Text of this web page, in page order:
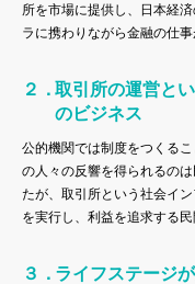
所を市場に提供し、日本経
ラに携わりながら金融の仕
取引所の運営と
のビジネス
公的機関では制度をつくる
の人々の反響を得られるの
たが、取引所という社会イ
を実行し、利益を追求する
ライフステージ